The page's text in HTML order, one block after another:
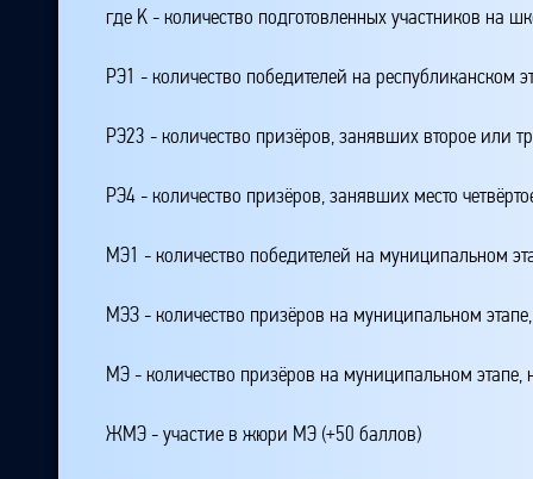
где K - количество подготовленных участников на
РЭ1 - количество победителей на республиканском
РЭ23 - количество призёров, занявших второе или
РЭ4 - количество призёров, занявших место
МЭ1 - количество победителей на муниципальном
МЭЗ - количество призёров на муниципальном
МЭ - количество призёров на муниципальном
ЖМЭ - участие в жюри МЭ (+50 баллов)